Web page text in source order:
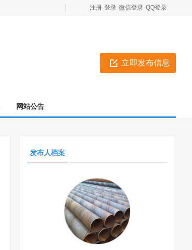
QQ登录
微信登录
登录
注册
立即发布信息
网站公告
发布人档案